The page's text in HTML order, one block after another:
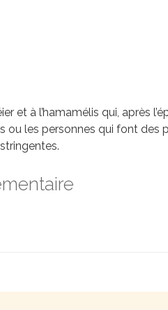
et à l’hamamélis qui, après
les personnes qui font des